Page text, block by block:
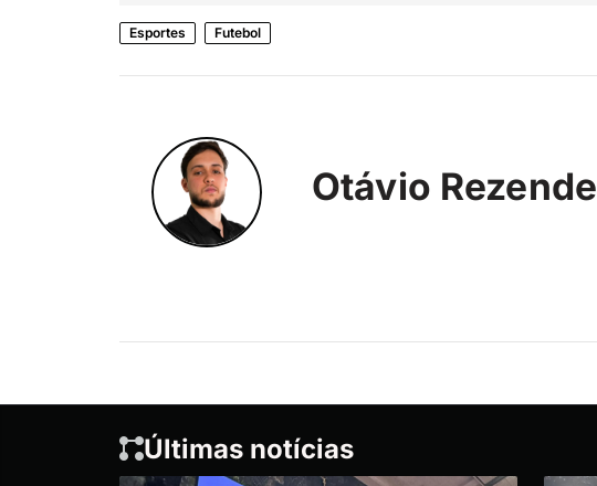
Esportes Futebol
Otávio Rezende
Últimas notícias